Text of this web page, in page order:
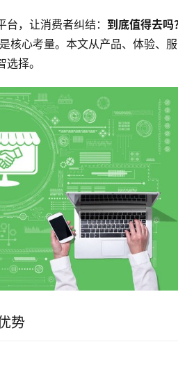
，让消费者纠结： 到底值得去
核心考量。本文从产品、体验、
择。
势